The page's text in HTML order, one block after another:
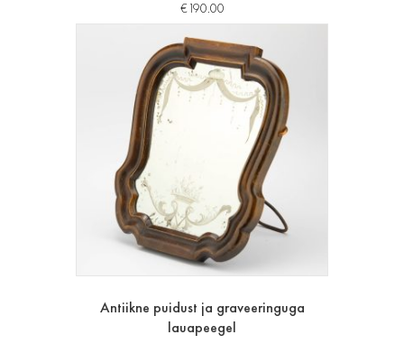
€190.00
Antiikne puidust ja graveeringuga
lauapeegel